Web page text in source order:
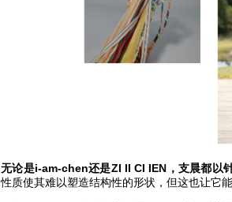
无论是i-am-chen还是ZI II CI IEN，支晨都以
性质使其难以塑造结构性的形状，但这也让它